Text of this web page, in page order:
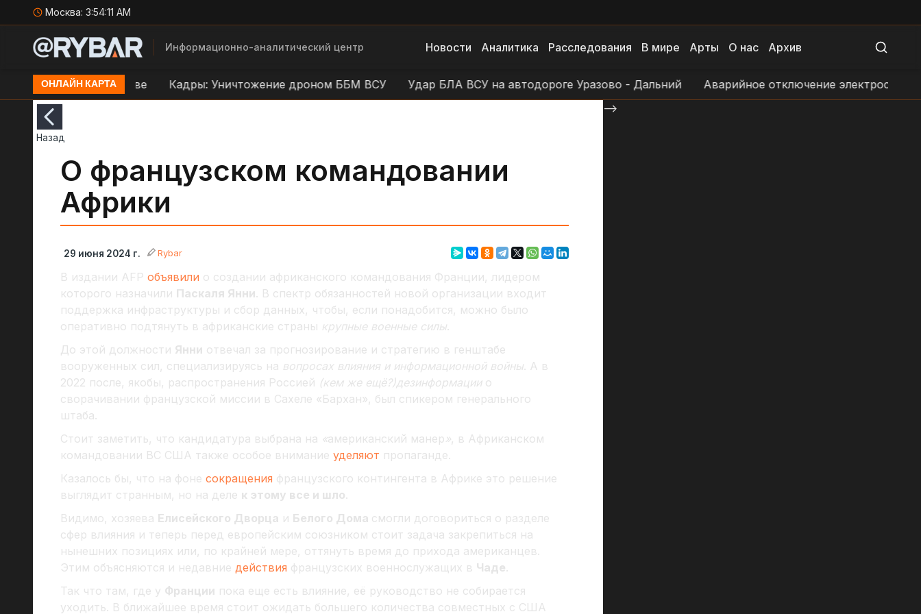
Москва: 3:54:12 AM
Информационно-аналитический центр Новости Аналитика Расследования В мире Арты О нас Архив
ОНЛАЙН КАРТА
ВСУ в Орехове Кадры: Уничтожение дроном ББМ ВСУ Удар БЛА ВСУ на автодороге Уразово - Дальний Аварийное отключение
Назад
О французском командовании
Африки
29 июня 2024 г. Rybar
В издании AFP объявили о создании африканского командования Франции, лидером
которого назначили Паскаля Янни. В спектр обязанностей новой организации входит
поддержка инфраструктуры и сбор данных, чтобы, если понадобится, можно было
оперативно подтянуть в африканские страны крупные военные силы.
До этой должности Янни отвечал за прогнозирование и стратегию в генштабе
вооруженных сил, специализируясь на вопросах влияния и информационной войны. А в
2022 после, якобы, распространения Россией (кем же ещё?)дезинформациио
сворачивании французской миссии в Сахеле «Бархан», был спикером генерального
штаба.
Стоит заметить, что кандидатура выбрана на «американский манер », в Африканском
командовании ВС США также особое внимание уделяют пропаганде.
Казалось бы, что на фоне сокращения французского контингента в Африке это решение
выглядит странным, но на деле к этому все и шло.
Видимо, хозяева Елисейского Дворца и Белого Дома смогли договориться о разделе
сфер влияния и теперь перед европейским союзником стоит задача закрепиться на
нынешних позициях или, по крайней мере, оттянуть время до прихода американцев.
Этим объясняются и недавние действия французских военнослужащих в Чаде.
Так что там, где у Франции пока еще есть влияние, её руководство не собирается
уходить. В ближайшее время стоит ожидать большего количества совместных с США
-->